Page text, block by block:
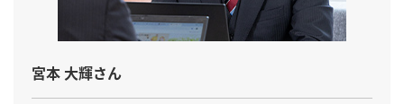
宮本 大輝さん